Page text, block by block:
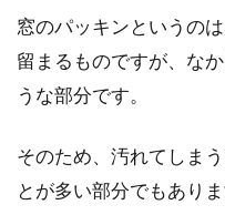
窓のパッキンというの
留まるものですが、な
うな部分です。
そのため、汚れてしま
とが多い部分でもありま